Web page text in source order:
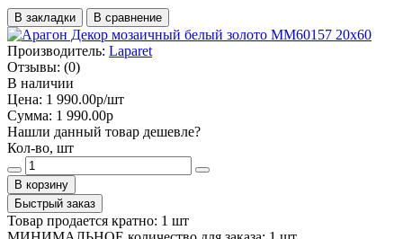
В закладки В сравнение
Производитель: Laparet
Отзывы: (0)
В наличии
Цена: 1 990.00р/шт
Сумма: 1 990.00р
Нашли данный товар дешевле?
Кол-во, шт
В корзину
Быстрый заказ
Товар продается кратно: 1 шт